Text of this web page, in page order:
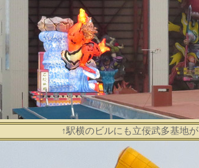
↑駅横のビルにも立佞武多基地が